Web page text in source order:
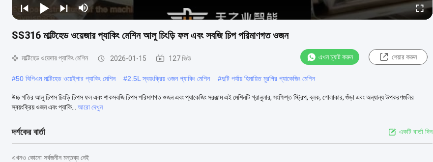
SS316 মাল্টিহেড ওয়েজার প্যাকিং মেশিন আলু চিংড়ি ফল এবং সবজি চিপ পরিমাণগত ওজন
মাল্টিহেড ওয়েদার প্যাকিং মেশিন 2026-01-15 127 ভিউ এখন চ্যাট করুন শেয়ার করুন
#50 বিপিএম মাল্টিহেড ওয়েইগার প্যাকিং মেশিন #2.5L স্বয়ংক্রিয় ওজন প্যাকিং মেশিন #দুটি পর্যায় হিমায়িত মুরগির প্যাকেজিং মেশিন
উচ্চ গতির আলু চিপস চিংড়ি চিপস ফল এবং শাকসবজি চিপস পরিমাণগত ওজন এবং প্যাকেজিং সরঞ্জাম এই মেশিনটি গ্রানুলার, সংক্ষিপ্ত স্ট্রিপ, ব্লক, গোলাকার, গুঁড়া এবং অন্যান্য উপকরণগুলির
স্বয়ংক্রিয় ওজন এবং প্যাকি...
আরো দেখুন
দর্শকের বার্তা একটি বার্তা দিন
এখনও কোনো সর্বজনীন মন্তব্য নেই